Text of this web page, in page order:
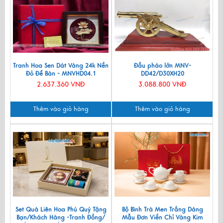
Tranh Hoa Sen Dát Vàng 24k Nền
Đỏ Để Bàn - MNVHD04.1
2.637.360 VNĐ
Thêm vào giỏ hàng
Đầu pháo lớn MNV-
DD42/D30XH20
3.088.800 VNĐ
Thêm vào giỏ hàng
Set Quà Liên Hoa Phú Quý Tặng
Bạn/Khách Hàng -Tranh Đồng/
Bộ Bình Trà Men Trắng Dáng
Mẫu Đơn Viền Chỉ Vàng Kim